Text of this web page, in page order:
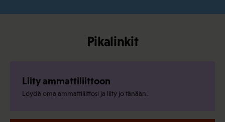
Pikalinkit
Liity ammattiliittoon
Löydä oma ammattiliittosi ja liity jo tänään.